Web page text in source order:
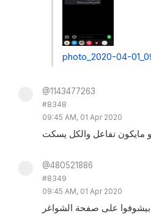
photo_2020-04-
@1143477263
#8348
09:45 AM, 01 Apr 2020
مايكون تفاعل والكل يسكت
@480521886
#8349
09:45 AM, 01 Apr 2020
على صفحة الشواغر